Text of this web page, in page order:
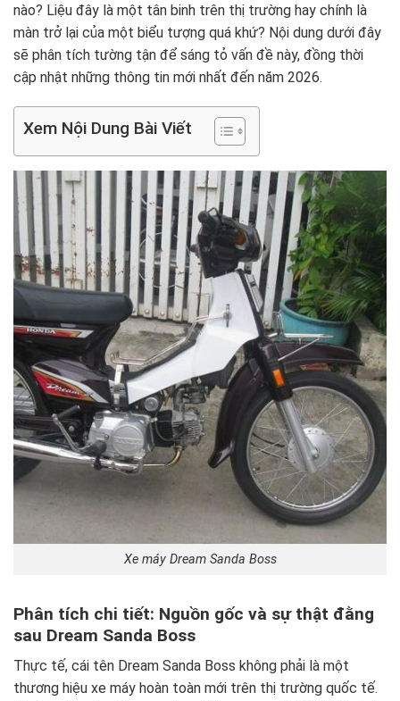
nào? Liệu đây là một tân binh trên thị trường hay chính là
màn trở lại của một biểu tượng quá khứ? Nội dung dưới đây
sẽ phân tích tường tận để sáng tỏ vấn đề này, đồng thời
cập nhật những thông tin mới nhất đến năm 2026.
Xem Nội Dung Bài Viết
Xe máy Dream Sanda Boss
Phân tích chi tiết: Nguồn gốc và sự thật đằng
sau Dream Sanda Boss
Thực tế, cái tên Dream Sanda Boss không phải là một
thương hiệu xe máy hoàn toàn mới trên thị trường quốc tế.